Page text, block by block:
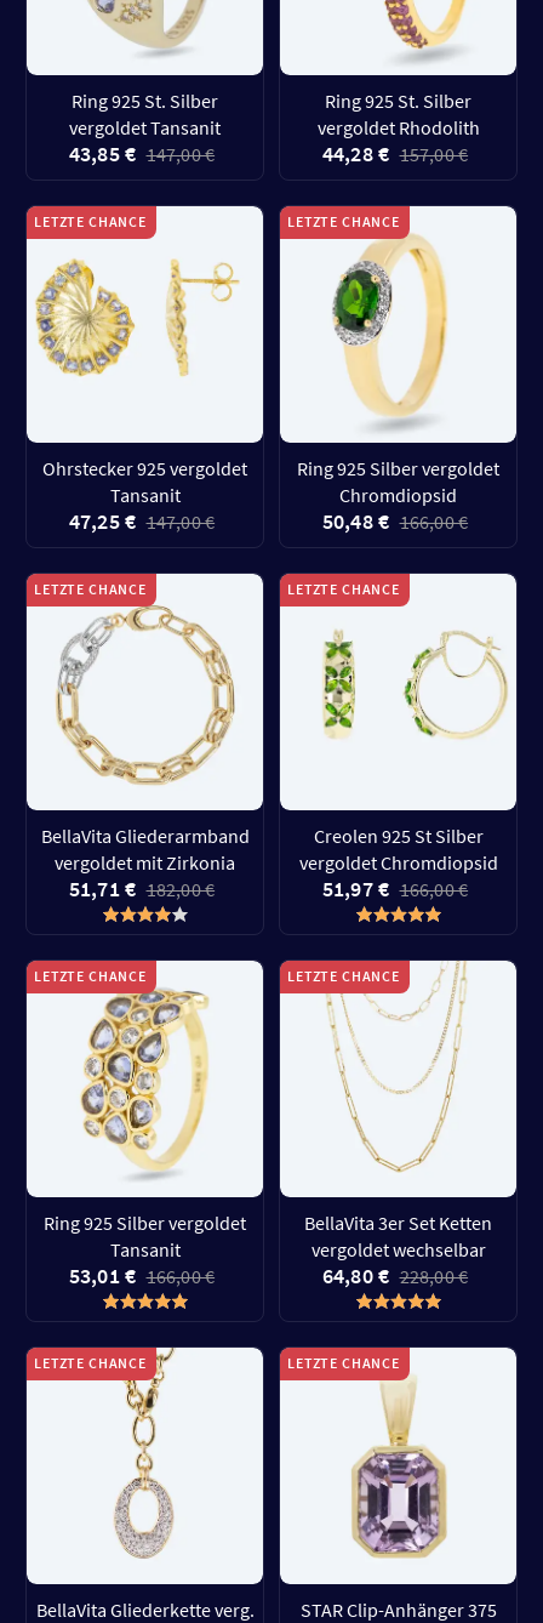
Ring 925 St. Silber
vergoldet Tansanit
43,85 € 147,00 €
Ring 925 St. Silber
vergoldet Rhodolith
44,28 € 157,00 €
LETZTE CHANCE
Ohrstecker 925 vergoldet
Tansanit
47,25 € 147,00 €
LETZTE CHANCE
Ring 925 Silber vergoldet
Chromdiopsid
50,48 € 166,00 €
LETZTE CHANCE
BellaVita Gliederarmband
vergoldet mit Zirkonia
51,71 € 182,00 €
LETZTE CHANCE
Creolen 925 St Silber
vergoldet Chromdiopsid
51,97 € 166,00 €
LETZTE CHANCE
Ring 925 Silber vergoldet
Tansanit
53,01 € 166,00 €
LETZTE CHANCE
BellaVita 3er Set Ketten
vergoldet wechselbar
64,80 € 228,00 €
LETZTE CHANCE
BellaVita Gliederkette verg.
LETZTE CHANCE
STAR Clip-Anhänger 375